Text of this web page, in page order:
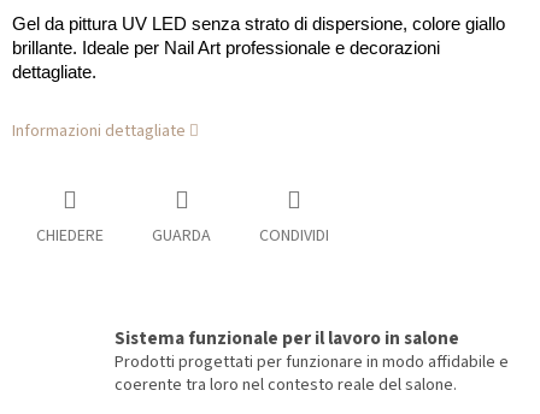
Gel da pittura UV LED senza strato di dispersione, colore giallo
brillante. Ideale per Nail Art professionale e decorazioni
dettagliate.
Informazioni dettagliate
CHIEDERE GUARDA CONDIVIDI
Sistema funzionale per il lavoro in salone
Prodotti progettati per funzionare in modo affidabile e
coerente tra loro nel contesto reale del salone.